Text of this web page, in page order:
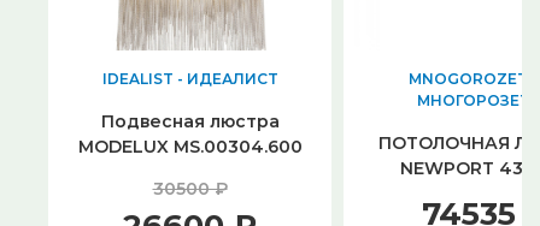
IDEALIST - ИДЕАЛИСТ
Подвесная люстра
MODELUX MS.00304.600
30500 ₽
ПОТОЛОЧНАЯ
NEWPORT
74535